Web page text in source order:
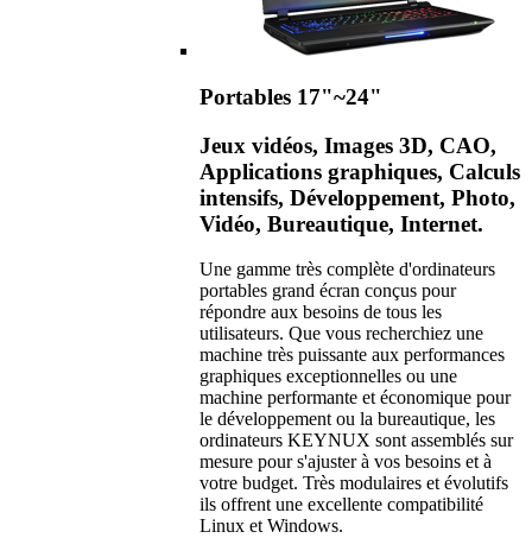
Portables 17"~24"
Jeux vidéos, Images 3D, CAO,
Applications graphiques, Calculs
intensifs, Développement, Photo,
Vidéo, Bureautique, Internet.
Une gamme très complète d'ordinateurs
portables grand écran conçus pour
répondre aux besoins de tous les
utilisateurs. Que vous recherchiez une
machine très puissante aux performances
graphiques exceptionnelles ou une
machine performante et économique pour
le développement ou la bureautique, les
ordinateurs KEYNUX sont assemblés sur
mesure pour s'ajuster à vos besoins et à
votre budget. Très modulaires et évolutifs
ils offrent une excellente compatibilité
Linux et Windows.